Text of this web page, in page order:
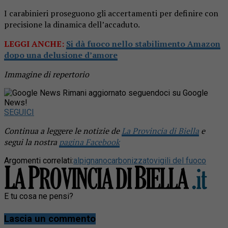
I carabinieri proseguono gli accertamenti per definire con
precisione la dinamica dell’accaduto.
LEGGI ANCHE: Si dà fuoco nello stabilimento Amazon
dopo una delusione d’amore
Immagine di repertorio
Rimani aggiornato seguendoci su Google
News!
SEGUICI
Continua a leggere le notizie deLa Provincia di Biella e
segui la nostra pagina Facebook
Argomenti correlati:alpignanocarbonizzatovigili del fuoco
E tu cosa ne pensi?
Lascia un commento